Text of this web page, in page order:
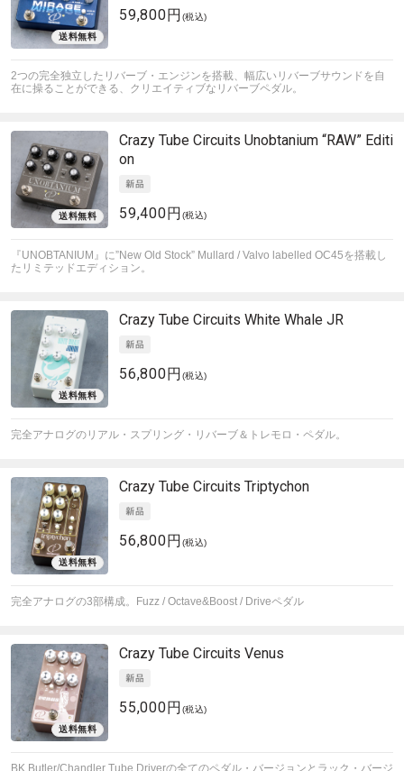
59,800円 (税込)
2つの完全独立したリバーブ・エンジンを搭載、幅広いリバーブサウンドを自
在に操ることができる、クリエイティブなリバーブペダル。
Crazy Tube Circuits Unobtanium “RAW” Editi
on
59,400円 (税込)
『UNOBTANIUM』に”New Old Stock” Mullard / Valvo labelled OC45を搭載し
たリミテッドエディション。
Crazy Tube Circuits White Whale JR
56,800円 (税込)
完全アナログのリアル・スプリング・リバーブ＆トレモロ・ペダル。
Crazy Tube Circuits Triptychon
56,800円 (税込)
完全アナログの3部構成。Fuzz / Octave&Boost / Driveペダル
Crazy Tube Circuits Venus
55,000円 (税込)